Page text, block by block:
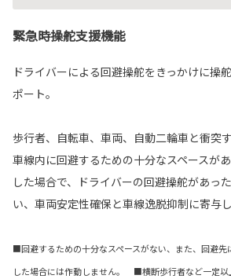
緊急時操舵支援機能
ドライバーによる回避操舵をきっかけに操
ポート。
歩行者、自転車、車両、自動二輪車と衝突
車線内に回避するための十分なスペースが
した場合で、ドライバーの回避操舵があっ
い、車両安定性確保と車線逸脱抑制に寄与し
■回避するための十分なスペースがない、また、回避
した場合には作動しません。 ■横断歩行者など一定以